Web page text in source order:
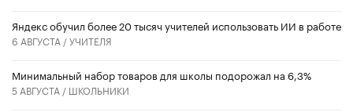
​Яндекс обучил более 20 тысяч учителей использовать ИИ в работе
6 АВГУСТА /УЧИТЕЛЯ
Минимальный набор товаров для школы подорожал на 6,3%
5 АВГУСТА / ШКОЛЬНИКИ